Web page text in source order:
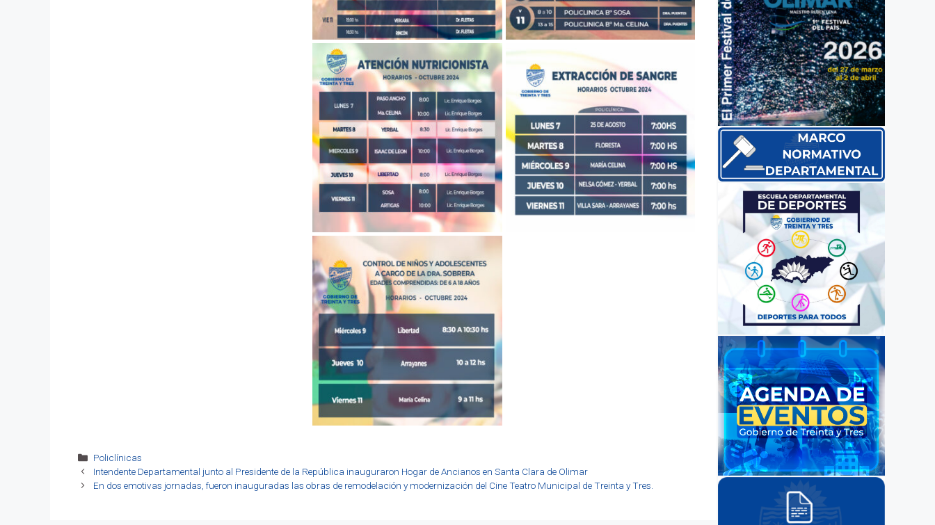
Categorías
Policlínicas
Intendente Departamental junto al Presidente de la República inauguraron Hogar de Ancianos en Santa Clara de Olimar
En dos emotivas jornadas, fueron inauguradas las obras de remodelación y modernización del Cine Teatro Municipal de Treinta y Tres.